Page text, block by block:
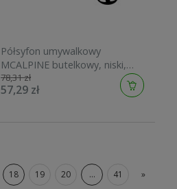
Półsyfon umywalkowy
MCALPINE butelkowy, niski,
chrom 220CB
78,31 zł
57,29 zł
18 19 20 ... 41 »